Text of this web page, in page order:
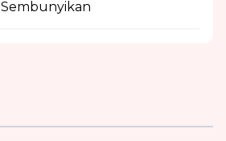
Sembunyikan